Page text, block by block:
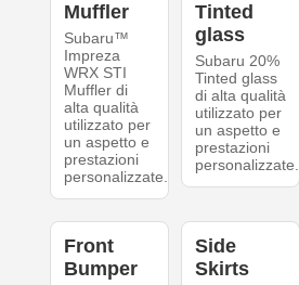
Muffler
Subaru™
Impreza
WRX STI
Muffler di
alta qualità
utilizzato per
un aspetto e
prestazioni
personalizzate.
Tinted
glass
Subaru 20%
Tinted glass
di alta qualità
utilizzato per
un aspetto e
prestazioni
personalizzate.
Front
Bumper
Side
Skirts